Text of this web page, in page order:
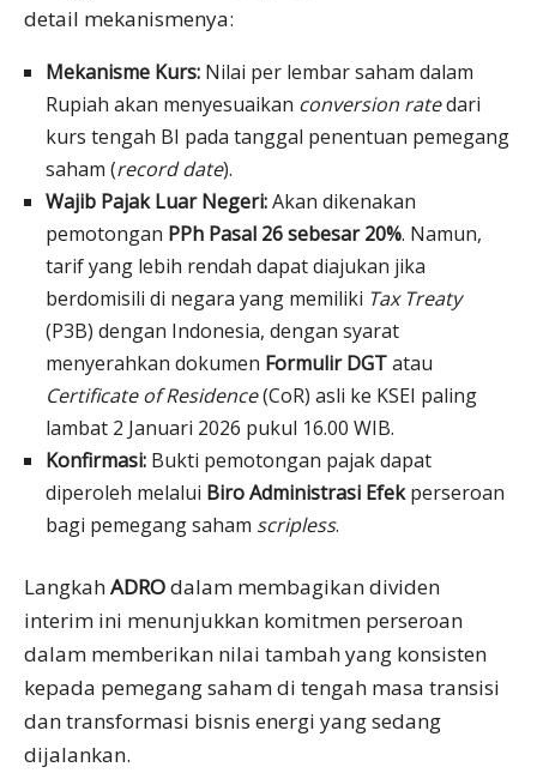
detail mekanismenya:
Mekanisme Kurs: Nilai per lembar saham dalam
Rupiah akan menyesuaikan conversion ratedari
kurs tengah BI pada tanggal penentuan pemegang
saham (record date).
Wajib Pajak Luar Negeri:Akan dikenakan
pemotongan PPh Pasal 26 sebesar 20%. Namun,
tarif yang lebih rendah dapat diajukan jika
berdomisili di negara yang memiliki Tax Treaty
(P3B) dengan Indonesia, dengan syarat
menyerahkan dokumen Formulir DGTatau
Certificate of Residence(CoR) asli ke KSEI paling
lambat 2 Januari 2026 pukul 16.00 WIB.
Konfirmasi: Bukti pemotongan pajak dapat
diperoleh melalui Biro Administrasi Efekperseroan
bagi pemegang saham scripless.
LangkahADROdalam membagikan dividen
interim ini menunjukkan komitmen perseroan
dalam memberikan nilai tambah yang konsisten
kepada pemegang saham di tengah masa transisi
dan transformasi bisnis energi yang sedang
dijalankan.